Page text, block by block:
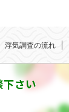
浮気調査の流れ
下さい